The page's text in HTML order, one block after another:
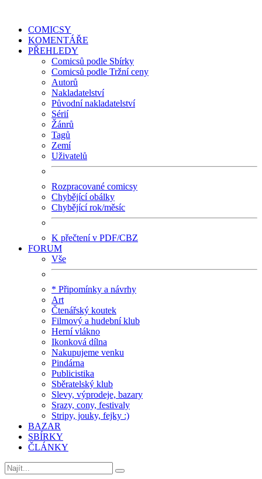
COMICSY
KOMENTÁŘE
PŘEHLEDY
Comicsů podle Sbírky
Comicsů podle Tržní ceny
Autorů
Nakladatelství
Původní nakladatelství
Sérií
Žánrů
Tagů
Zemí
Uživatelů
Rozpracované comicsy
Chybějící obálky
Chybějící rok/měsíc
K přečtení v PDF/CBZ
FORUM
Vše
* Připomínky a návrhy
Art
Čtenářský koutek
Filmový a hudební klub
Herní vlákno
Ikonková dílna
Nakupujeme venku
Pindárna
Publicistika
Sběratelský klub
Slevy, výprodeje, bazary
Srazy, cony, festivaly
Stripy, jouky, fejky :)
BAZAR
SBÍRKY
ČLÁNKY